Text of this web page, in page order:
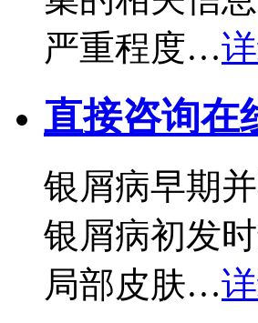
严重程度…
直接咨询在
银屑病早期
银屑病初发
局部皮肤…